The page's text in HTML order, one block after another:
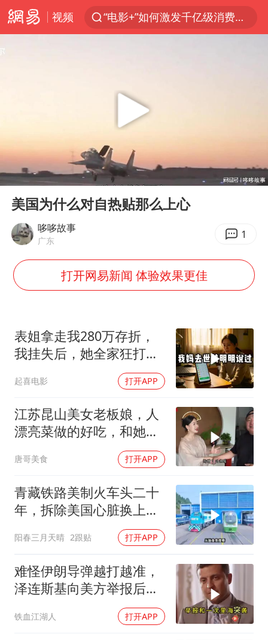
视频
“电影+”如何激发千亿级消费新活力？
四川宜宾高县4.9级地震致1死
中巨芯：上半年归母净利润1405.77万元
38岁演员求职万岁山NPC成功
胡彦斌获《歌手2026》歌王
U17国足三连胜晋级明日之星半决赛
名创优品回应女子吐槽内裤质量差
日本试射“战斧”导弹，国防部回应
东航：国内客票提前14天免费退改
夯实基础开新局
Play
00:00 10:56
美国为什么对自热贴那么上心
哆哆故事
广东 1
打开网易新闻 体验效果更佳
表姐拿走我280万存折，
我挂失后，她全家狂打
起喜电影 打开APP
江苏昆山美女老板娘，人
漂亮菜做的好吃，和她小
唐哥美食 打开APP
青藏铁路美制火车头二十
年，拆除美国心脏换上绿
阳春三月天晴 2跟贴 打开APP
难怪伊朗导弹越打越准，
泽连斯基向美方举报后，
铁血江湖人 打开APP